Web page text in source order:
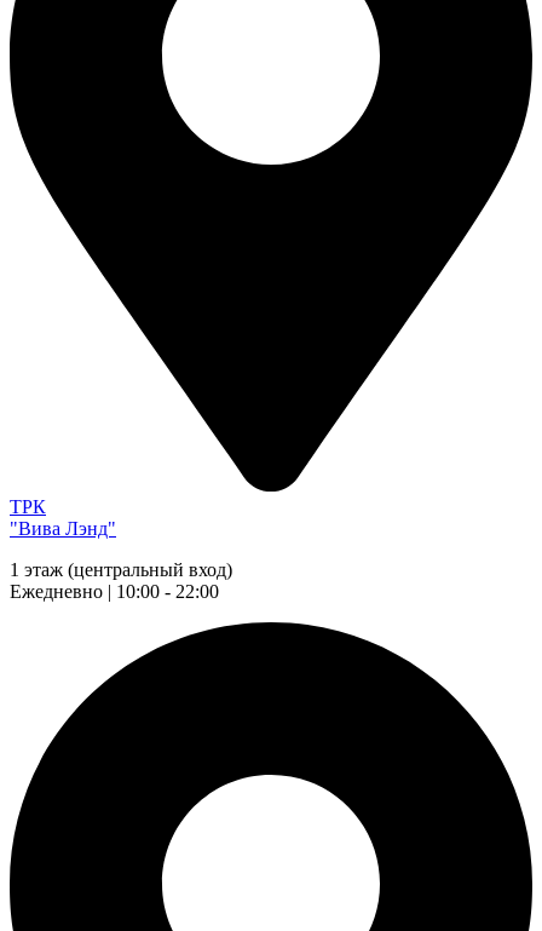
ТРК
"Вива Лэнд"
1 этаж (центральный вход)
Ежедневно | 10:00 - 22:00